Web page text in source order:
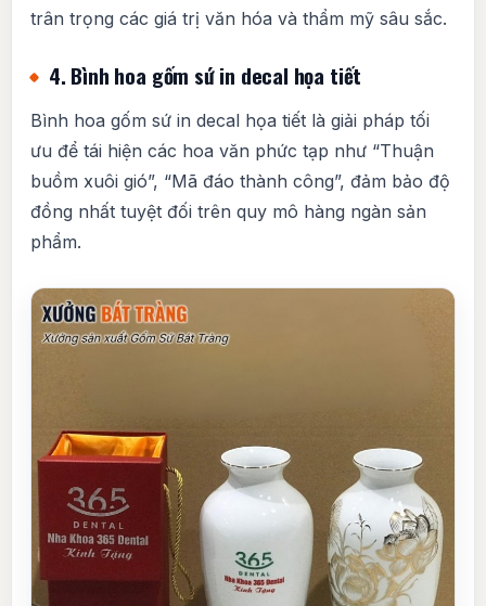
trân trọng các giá trị văn hóa và thẩm mỹ sâu sắc.
4. Bình hoa gốm sứ in decal họa tiết
Bình hoa gốm sứ in decal họa tiết là giải pháp tối
ưu để tái hiện các hoa văn phức tạp như “Thuận
buồm xuôi gió”, “Mã đáo thành công”, đảm bảo độ
đồng nhất tuyệt đối trên quy mô hàng ngàn sản
phẩm.